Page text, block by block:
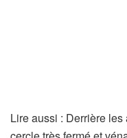
Lire aussi : A
Derrière les